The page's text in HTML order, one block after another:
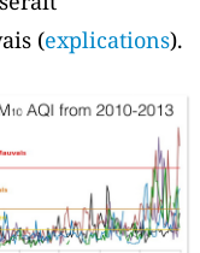
(explications).